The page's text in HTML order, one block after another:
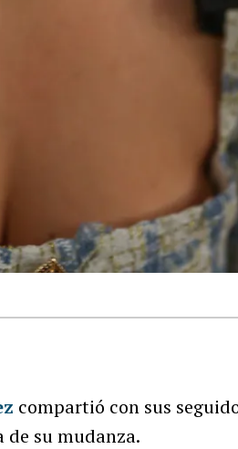
compartió con sus
su mudanza.